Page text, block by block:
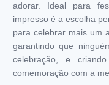
adorar. Ideal para
impresso é a escolha
para celebrar mais um
garantindo que
celebração, e
comemoração com a